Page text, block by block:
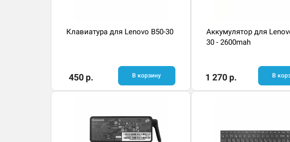
Клавиатура для Lenovo B50-30
450 р. В корзину
Аккумулятор для
30 - 2600mah
1 270 р. В